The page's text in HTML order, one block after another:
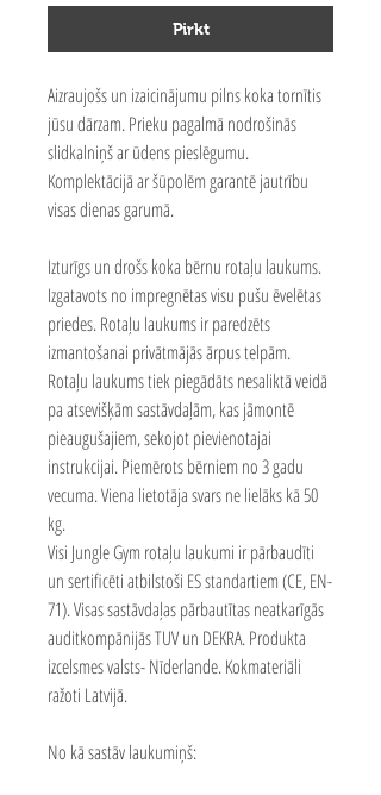
Pirkt
Aizraujošs un izaicinājumu pilns koka tornītis
jūsu dārzam. Prieku pagalmā nodrošinās
slidkalniņš ar ūdens pieslēgumu.
Komplektācijā ar šūpolēm garantē jautrību
visas dienas garumā.
Izturīgs un drošs koka bērnu rotaļu laukums.
Izgatavots no impregnētas visu pušu ēvelētas
priedes. Rotaļu laukums ir paredzēts
izmantošanai privātmājās ārpus telpām.
Rotaļu laukums tiek piegādāts nesaliktā veidā
pa atsevišķām sastāvdaļām, kas jāmontē
pieaugušajiem, sekojot pievienotajai
instrukcijai. Piemērots bērniem no 3 gadu
vecuma. Viena lietotāja svars ne lielāks kā 50
kg.
Visi Jungle Gym rotaļu laukumi ir pārbaudīti
un sertificēti atbilstoši ES standartiem (CE, EN-
71). Visas sastāvdaļas pārbautītas neatkarīgās
auditkompānijās TUV un DEKRA. Produkta
izcelsmes valsts- Nīderlande. Kokmateriāli
ražoti Latvijā.
No kā sastāv laukumiņš: